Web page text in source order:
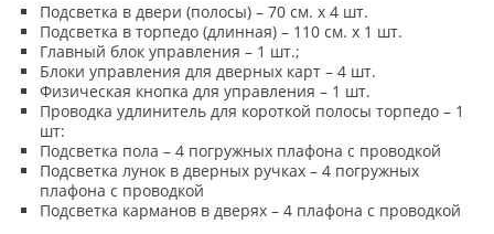
Подсветка в двери (полосы) – 70 см. х 4 шт.
Подсветка в торпедо (длинная) – 110 см. х 1 шт.
Главный блок управления – 1 шт.;
Блоки управления для дверных карт – 4 шт.
Физическая кнопка для управления – 1 шт.
Проводка удлинитель для короткой полосы торпедо – 1
шт:
Подсветка пола – 4 погружных плафона с проводкой
Подсветка лунок в дверных ручках – 4 погружных
плафона с проводкой
Подсветка карманов в дверях – 4 плафона с проводкой